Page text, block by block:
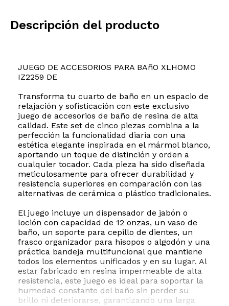
Descripción del producto
JUEGO DE ACCESORIOS PARA BAñO XLHOMO
IZ2259 DE
Transforma tu cuarto de baño en un espacio de
relajación y sofisticación con este exclusivo
juego de accesorios de baño de resina de alta
calidad. Este set de cinco piezas combina a la
perfección la funcionalidad diaria con una
estética elegante inspirada en el mármol blanco,
aportando un toque de distinción y orden a
cualquier tocador. Cada pieza ha sido diseñada
meticulosamente para ofrecer durabilidad y
resistencia superiores en comparación con las
alternativas de cerámica o plástico tradicionales.
El juego incluye un dispensador de jabón o
loción con capacidad de 12 onzas, un vaso de
baño, un soporte para cepillo de dientes, un
frasco organizador para hisopos o algodón y una
práctica bandeja multifuncional que mantiene
todos los elementos unificados y en su lugar. Al
estar fabricado en resina impermeable de alta
resistencia, este juego es ideal para soportar la
humedad constante del baño sin perder su
brillo ni deteriorarse, garantizando una larga